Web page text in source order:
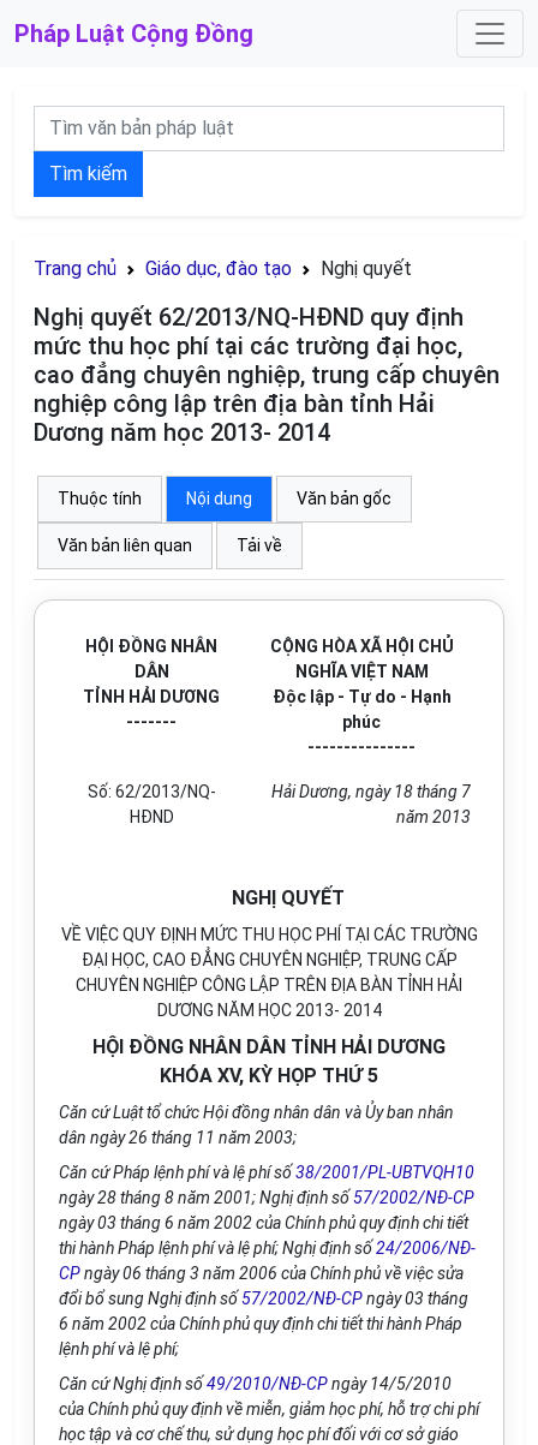
Pháp Luật Cộng Đồng
Tìm kiếm
Trang chủ Giáo dục, đào tạo Nghị quyết
Nghị quyết 62/2013/NQ-HĐND quy định
mức thu học phí tại các trường đại học,
cao đẳng chuyên nghiệp, trung cấp chuyên
nghiệp công lập trên địa bàn tỉnh Hải
Dương năm học 2013- 2014
Thuộc tính Nội dung Văn bản gốc
Văn bản liên quan Tải về
HỘI ĐỒNG NHÂN
DÂN
TỈNH HẢI DƯƠNG
-------
CỘNG HÒA XÃ HỘI CHỦ
NGHĨA VIỆT NAM
Độc lập - Tự do - Hạnh
phúc
---------------
Số: 62/2013/NQ-
HĐND
Hải Dương, ngày 18 tháng 7
năm 2013
NGHỊ QUYẾT
VỀ VIỆC QUY ĐỊNH MỨC THU HỌC PHÍ TẠI CÁC TRƯỜNG
ĐẠI HỌC, CAO ĐẲNG CHUYÊN NGHIỆP, TRUNG CẤP
CHUYÊN NGHIỆP CÔNG LẬP TRÊN ĐỊA BÀN TỈNH HẢI
DƯƠNG NĂM HỌC 2013- 2014
HỘI ĐỒNG NHÂN DÂN TỈNH HẢI DƯƠNG
KHÓA XV, KỲ HỌP THỨ 5
Căn cứ Luật tổ chức Hội đồng nhân dân và Ủy ban nhân
dân ngày 26 tháng 11 năm 2003;
Căn cứ Pháp lệnh phí và lệ phí số38/2001/PL-UBTVQH10
ngày 28 tháng 8 năm 2001; Nghị định số57/2002/NĐ-CP
ngày 03 tháng 6 năm 2002 của Chính phủ quy định chi tiết
thi hành Pháp lệnh phí và lệ phí; Nghị định số24/2006/NĐ-
CPngày 06 tháng 3 năm 2006 của Chính phủ về việc sửa
đổi bổ sung Nghị định số57/2002/NĐ-CPngày 03 tháng
6 năm 2002 của Chính phủ quy định chi tiết thi hành Pháp
lệnh phí và lệ phí;
Căn cứ Nghị định số49/2010/NĐ-CPngày 14/5/2010
của Chính phủ quy định về miễn, giảm học phí, hỗ trợ chi phí
học tập và cơ chế thu, sử dụng học phí đối với cơ sở giáo